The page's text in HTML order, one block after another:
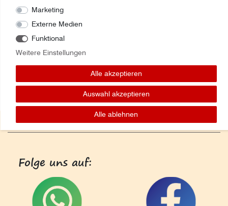
Folge uns auf:
Marketing
Externe Medien
Funktional
Weitere Einstellungen
Alle akzeptieren
Auswahl akzeptieren
Alle ablehnen